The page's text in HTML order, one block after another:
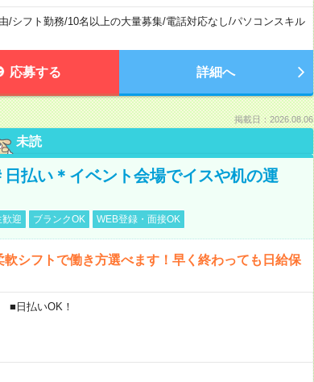
/シフト勤務/10名以上の大量募集/電話対応なし/パソコンスキル
応募する 詳細へ
掲載日：2026.08.06
未読
払い＊イベント会場でイスや机の運
歓迎 ブランクOK WEB登録・面接OK
シフトで働き方選べます！早く終わっても日給保
■日払いOK！